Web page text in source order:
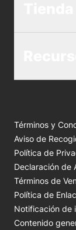
Términos y
Aviso de
Política de
Declaración de
Términos de
Política de
Notificación de
Contenido